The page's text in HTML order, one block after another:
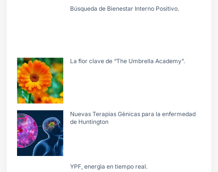
Búsqueda de Bienestar Interno Positivo.
La flor clave de “The Umbrella Academy”.
Nuevas Terapias Gènicas para la enfermedad
de Huntington
YPF, energìa en tiempo real.